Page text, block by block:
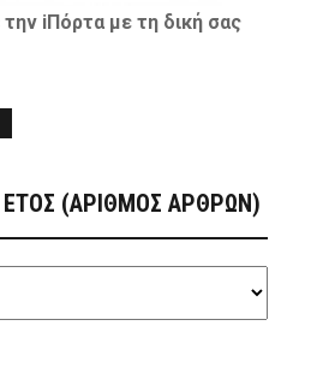
την iΠόρτα με τη δική σας
(ΑΡΙΘΜΟΣ ΑΡΘΡΩΝ)